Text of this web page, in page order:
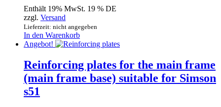
Enthält 19% MwSt. 19 % DE
zzgl. Versand
Lieferzeit: nicht angegeben
In den Warenkorb
Angebot!
Reinforcing plates for the main frame
(main frame base) suitable for Simson
s51